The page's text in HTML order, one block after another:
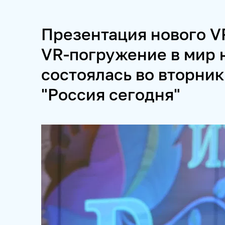
SPUTNIKPRO КОНКУРС ИМЕНИ СТЕНИНА
ПРОДУКТЫ
ФОТОХОСТИНГИ
ТРЕНИНГИ
Презентация нового
VR-погружение в мир
состоялась во
"Россия сегодня"